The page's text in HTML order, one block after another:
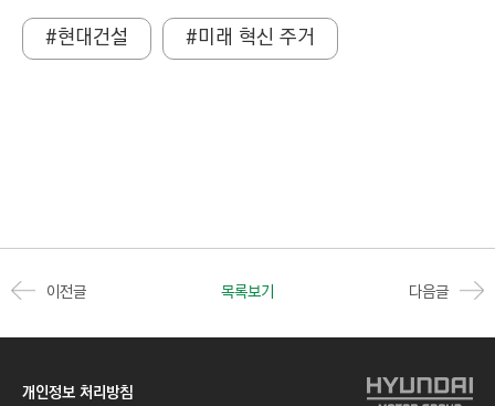
#현대건설 #미래 혁신 주거
이전글 목록보기 다음글
개인정보 처리방침